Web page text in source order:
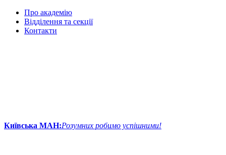
Про академію
Відділення та секції
Контакти
Київська МАН:Розумних робимо успішними!